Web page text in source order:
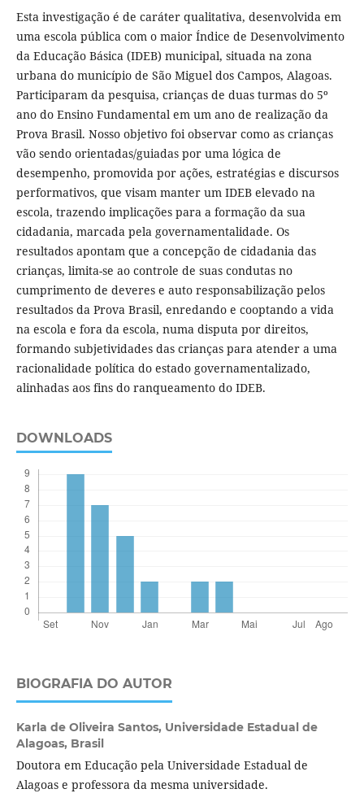
Esta investigação é de caráter qualitativa, desenvolvida em
uma escola pública com o maior Índice de Desenvolvimento
da Educação Básica (IDEB) municipal, situada na zona
urbana do município de São Miguel dos Campos, Alagoas.
Participaram da pesquisa, crianças de duas turmas do 5º
ano do Ensino Fundamental em um ano de realização da
Prova Brasil. Nosso objetivo foi observar como as crianças
vão sendo orientadas/guiadas por uma lógica de
desempenho, promovida por ações, estratégias e discursos
performativos, que visam manter um IDEB elevado na
escola, trazendo implicações para a formação da sua
cidadania, marcada pela governamentalidade. Os
resultados apontam que a concepção de cidadania das
crianças, limita-se ao controle de suas condutas no
cumprimento de deveres e auto responsabilização pelos
resultados da Prova Brasil, enredando e cooptando a vida
na escola e fora da escola, numa disputa por direitos,
formando subjetividades das crianças para atender a uma
racionalidade política do estado governamentalizado,
alinhadas aos fins do ranqueamento do IDEB.
DOWNLOADS
BIOGRAFIA DO AUTOR
Karla de Oliveira Santos, Universidade Estadual de
Alagoas, Brasil
Doutora em Educação pela Universidade Estadual de
Alagoas e professora da mesma universidade.